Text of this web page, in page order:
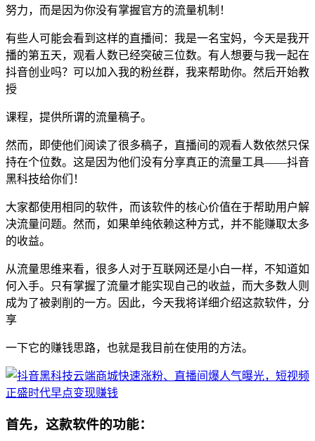
努力，而是因为你没有掌握官方的流量机制！
有些人可能会看到这样的直播间：我是一名宝妈，今天是我开
播的第五天，观看人数已经突破三位数。有人想要与我一起在
抖音创业吗？可以加入我的粉丝群，我来帮助你。然后开始教
授
课程，提供所谓的流量稿子。
然而，即使他们阅读了很多稿子，直播间的观看人数依然只保
持在个位数。这是因为他们没有分享真正的流量工具——抖音
黑科技给你们！
大家都使用相同的软件，而该软件的核心价值在于帮助用户解
决流量问题。然而，如果单纯依赖这种方式，并不能赚取太多
的收益。
从流量思维来看，很多人对于互联网还是小白一样，不知道如
何入手。只有掌握了流量才能实现自己的收益，而大多数人则
成为了被剥削的一方。因此，今天我将详细介绍这款软件，分
享
一下它的赚钱思路，也就是我目前在使用的方法。
首先，这款软件的功能：